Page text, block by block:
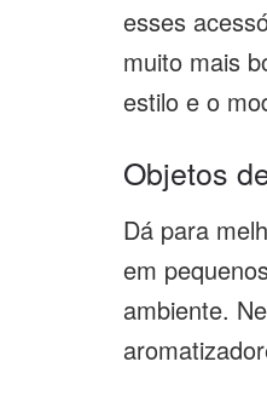
esses
muito mais
estilo e o
Objetos
Dá para
em
ambiente.